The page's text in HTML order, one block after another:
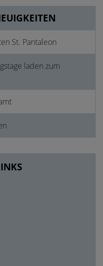
St. Pantaleon
laden zum